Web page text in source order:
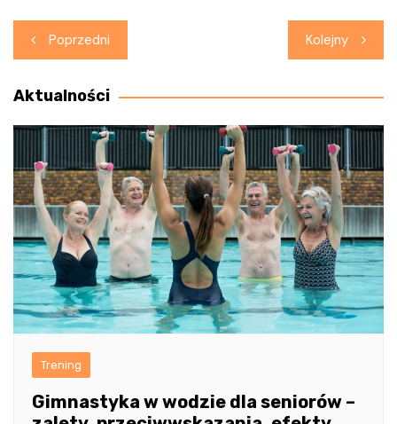
Nawigacja
wpisu
Poprzedni Kolejny
Aktualności
Trening
Gimnastyka w wodzie dla seniorów –